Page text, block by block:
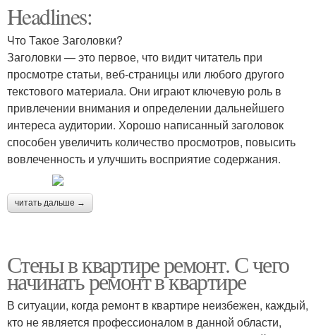
Headlines:
Что Такое Заголовки?
Заголовки — это первое, что видит читатель при
просмотре статьи, веб-страницы или любого другого
текстового материала. Они играют ключевую роль в
привлечении внимания и определении дальнейшего
интереса аудитории. Хорошо написанный заголовок
способен увеличить количество просмотров, повысить
вовлеченность и улучшить восприятие содержания.
читать дальше →
Стены в квартире ремонт. С чего
начинать ремонт в квартире
В ситуации, когда ремонт в квартире неизбежен, каждый,
кто не является профессионалом в данной области,